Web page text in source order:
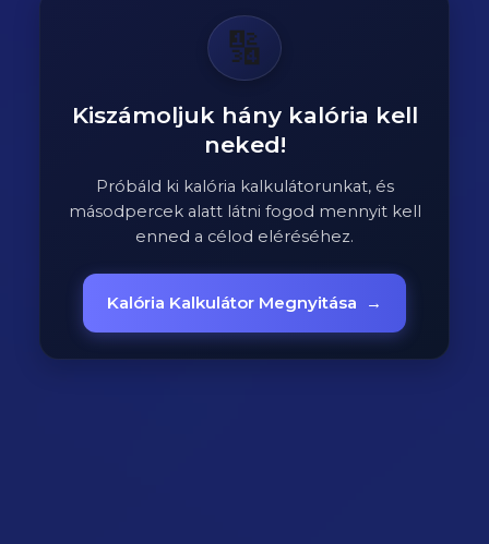
🔢
Kiszámoljuk hány kalória kell
neked!
Próbáld ki kalória kalkulátorunkat, és
másodpercek alatt látni fogod mennyit kell
enned a célod eléréséhez.
Kalória Kalkulátor Megnyitása →